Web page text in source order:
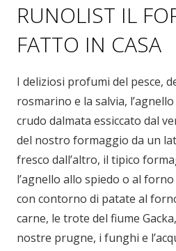
RUNOLIST IL
FATTO IN CASA
I deliziosi profumi del pesce,
rosmarino e la salvia,
crudo dalmata essiccato dal
del nostro formaggio da un
fresco dall’altro, il tipico
l’agnello allo spiedo o al
con contorno di patate al
carne, le trote del fiume
nostre prugne, i funghi e